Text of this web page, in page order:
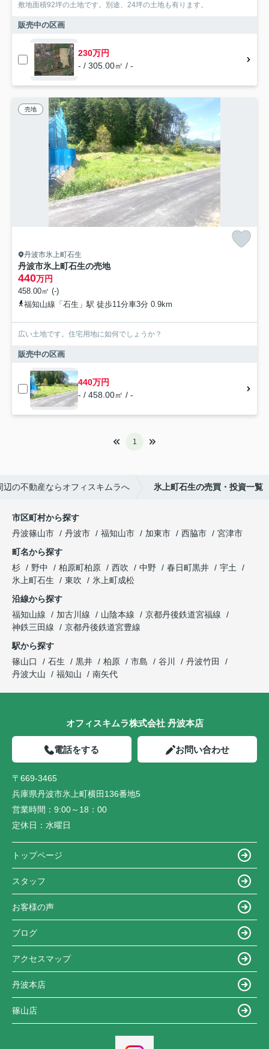
敷地面積92坪の土地です。別途、24坪の土地も有ります。
販売中の区画
230万円
- / 305.00㎡ / -
売地
丹波市氷上町石生
丹波市氷上町石生の売地
440万円
458.00㎡ (-)
福知山線「石生」駅 徒歩11分車3分 0.9km
広い土地です。住宅用地に如何でしょうか？
販売中の区画
440万円
- / 458.00㎡ / -
1
辺の不動産ならオフィスキムラへ 氷上町石生の売買・投資一覧
市区町村から探す
丹波篠山市
丹波市 福知山市 加東市 西脇市
宮津市
町名から探す
杉
野中 柏原町柏原 西吹 中野 春日町黒井
宇土
氷上町石生
東吹
氷上町成松
沿線から探す
福知山線
加古川線 山陰本線
京都丹後鉄道宮福線
神鉄三田線
京都丹後鉄道宮豊線
駅から探す
篠山口
石生 黒井 柏原 市島 谷川
丹波竹田
丹波大山
福知山 南矢代
オフィスキムラ株式会社 丹波本店
電話をする お問い合わせ
〒669-3465
兵庫県丹波市氷上町横田136番地5
営業時間： 9:00～18：00
定休日： 水曜日
トップページ
スタッフ
お客様の声
ブログ
アクセスマップ
丹波本店
篠山店